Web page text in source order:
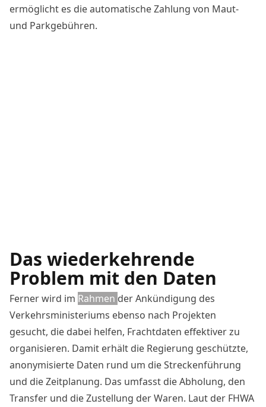
ermöglicht es die automatische Zahlung von Maut-
und Parkgebühren.
Das wiederkehrende
Problem mit den Daten
Ferner wird im Rahmen der Ankündigung des
Verkehrsministeriums ebenso nach Projekten
gesucht, die dabei helfen, Frachtdaten effektiver zu
organisieren. Damit erhält die Regierung geschützte,
anonymisierte Daten rund um die Streckenführung
und die Zeitplanung. Das umfasst die Abholung, den
Transfer und die Zustellung der Waren. Laut der FHWA